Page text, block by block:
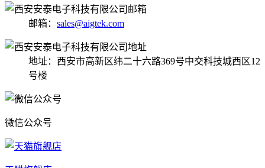
邮箱： sales@aigtek.com
地址：西安市高新区纬二十六路369号中交科技城西区12
号楼
微信公众号